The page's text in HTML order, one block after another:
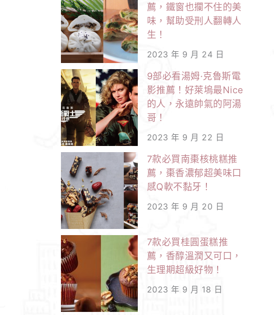
薦，鐵窗也攔不住的美
味，幫助受刑人翻轉人
生！
2023 年 9 月 24 日
9部必看湯姆·克魯斯電
影推薦！好萊塢最Nice
的人，永遠帥氣的阿湯
哥！
2023 年 9 月 22 日
7款必買南棗核桃糕推
薦，棗香濃郁超美味口
感Q軟不黏牙！
2023 年 9 月 20 日
7款必買桂圓蛋糕推
薦，香醇溫潤又可口，
生理期超級好物！
2023 年 9 月 18 日